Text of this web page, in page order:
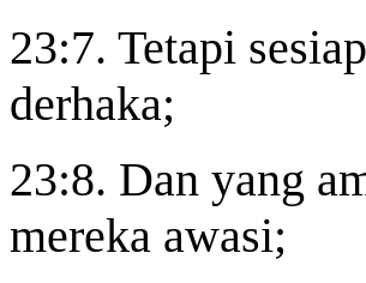
23:7. Tetapi
derhaka;
23:8. Dan yang
mereka awasi;